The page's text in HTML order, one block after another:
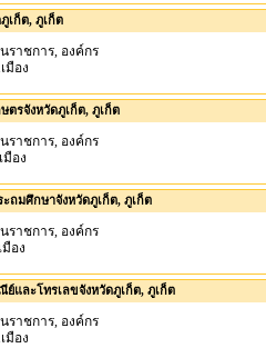
เก็ต, ภูเก็ต
ราชการ, องค์กร
มือง
ตรจังหวัดภูเก็ต, ภูเก็ต
ราชการ, องค์กร
มือง
ถมศึกษาจังหวัดภูเก็ต, ภูเก็ต
ราชการ, องค์กร
มือง
และโทรเลขจังหวัดภูเก็ต, ภูเก็ต
ราชการ, องค์กร
มือง